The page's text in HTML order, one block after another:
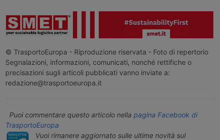
© TrasportoEuropa - Riproduzione riservata - Foto di repertorio
Segnalazioni, informazioni, comunicati, nonché rettifiche o
precisazioni sugli articoli pubblicati vanno inviate a:
redazione@trasportoeuropa.it
Puoi commentare questo articolo nella pagina Facebook di
TrasportoEuropa
Vuoi rimanere aggiornato sulle ultime novità sul